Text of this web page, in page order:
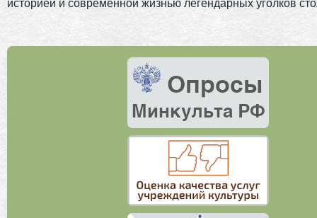
историей и современной жизнью легендарных уголков